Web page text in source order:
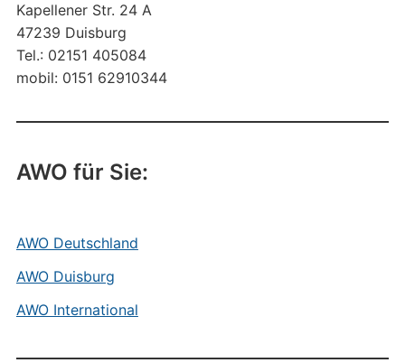
Kapellener Str. 24 A
47239 Duisburg
Tel.: 02151 405084
mobil: 0151 62910344
AWO für Sie:
AWO Deutschland
AWO Duisburg
AWO International